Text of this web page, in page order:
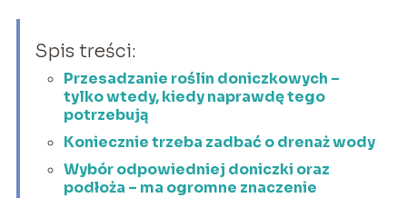
Spis treści:
Przesadzanie roślin doniczkowych –
tylko wtedy, kiedy naprawdę tego
potrzebują
Koniecznie trzeba zadbać o drenaż wody
Wybór odpowiedniej doniczki oraz
podłoża – ma ogromne znaczenie